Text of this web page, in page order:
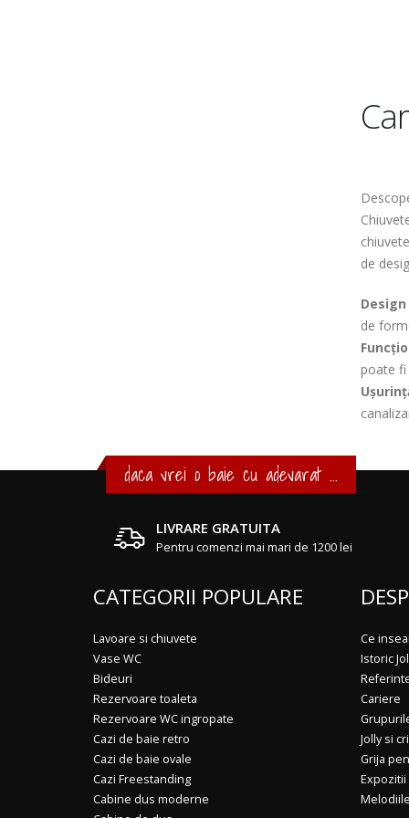
de
de
poate fi
daca vrei o baie cu adevarat ...
LIVRARE GRATUITA
Pentru comenzi mai mari de 1200 lei
CATEGORII POPULARE
Lavoare si chiuvete
Vase WC
Bideuri
Rezervoare toaleta
Rezervoare WC ingropate
Cazi de baie retro
Cazi de baie ovale
Cazi Freestanding
Cabine dus moderne
Ce
Istoric
Cariere
Jolly si
Grija
Expozitii